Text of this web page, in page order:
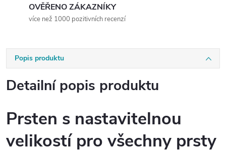
OVĚŘENO ZÁKAZNÍKY
více než 1000 pozitivních recenzí
Popis produktu
Detailní popis produktu
Prsten s nastavitelnou
velikostí pro všechny prsty